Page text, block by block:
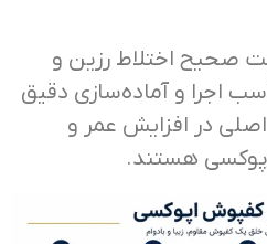
صحیح اختلاط رزین و
اجرا و آماده‌سازی دقیق
در افزایش عمر و
هستند.